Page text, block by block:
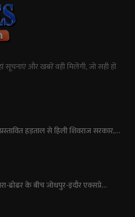
सूचनाएं और खबरें वही मिलेंगी, जो सही हों
हड़ताल से हिली शिवराज सरकार,...
ढोढर के बीच जोधपुर-इंदौर एक्सप्रे...